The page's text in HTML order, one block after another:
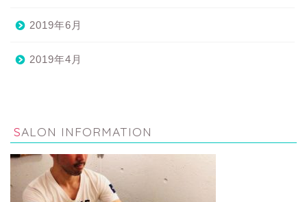
2019年6月
2019年4月
SALON INFORMATION